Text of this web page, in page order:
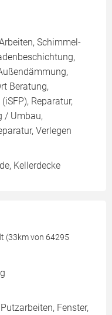
Schimmel-
Beratung,
Reparatur,
/ Umbau,
Verlegen
Kellerdecke
(33km von 64295
Fenster,